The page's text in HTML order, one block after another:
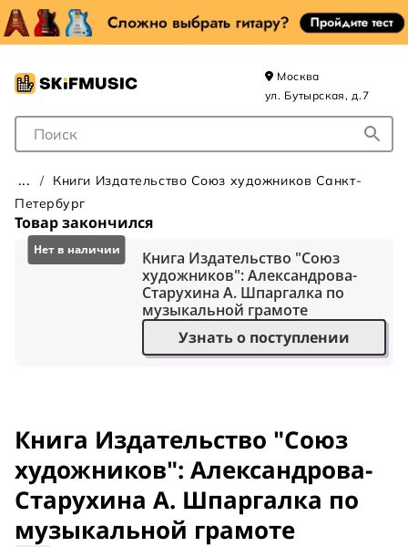
Поле для Поиска
Москва
ул. Бутырская, д.7
Книги Издательство Союз художников Санкт-
Петербург
Товар закончился
Книга Издательство "Союз
художников": Александрова-
Старухина А. Шпаргалка по
музыкальной грамоте
Узнать о поступлении
Книга Издательство "Союз
художников": Александрова-
Старухина А. Шпаргалка по
музыкальной грамоте